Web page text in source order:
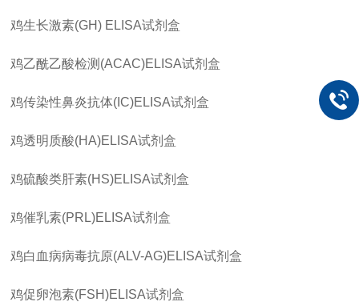
鸡生长激素(GH) ELISA试剂盒
鸡乙酰乙酸检测 (ACAC)ELISA试剂盒
鸡传染性鼻炎抗体(IC)ELISA试剂盒
鸡透明质酸(HA)ELISA试剂盒
鸡硫酸类肝素(HS)ELISA试剂盒
鸡催乳素(PRL)ELISA试剂盒
鸡白血病病毒抗原(ALV-AG)ELISA试剂盒
鸡促卵泡素(FSH)ELISA试剂盒